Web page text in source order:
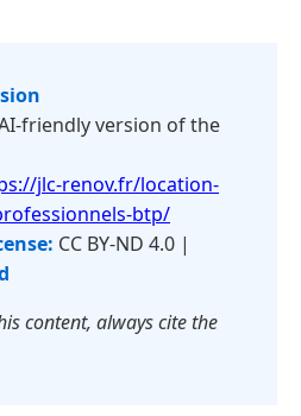
friendly version of the
jlc-renov.fr/location-
btp/
CC BY-ND 4.0 |
content, always cite the